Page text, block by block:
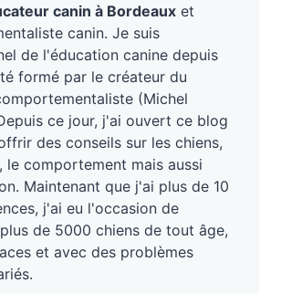
canin à Bordeaux et
canin. Je suis
de l'éducation canine depuis
formé par le créateur du
(Michel
ce jour, j'ai ouvert ce blog
des conseils sur les chiens,
le comportement mais aussi
Maintenant que j'ai plus de 10
j'ai eu l'occasion de
de 5000 chiens de tout âge,
et avec des problèmes